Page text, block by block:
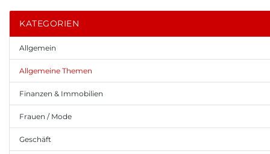
KATEGORIEN
Allgemein
Allgemeine Themen
Finanzen & Immobilien
Frauen / Mode
Geschäft